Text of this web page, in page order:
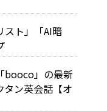
スト」「AI暗
booco」の最新
タン英会話【オ